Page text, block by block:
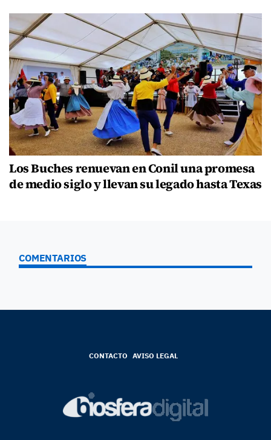
Los Buches renuevan en Conil una promesa
de medio siglo y llevan su legado hasta Texas
COMENTARIOS
CONTACTO AVISO LEGAL